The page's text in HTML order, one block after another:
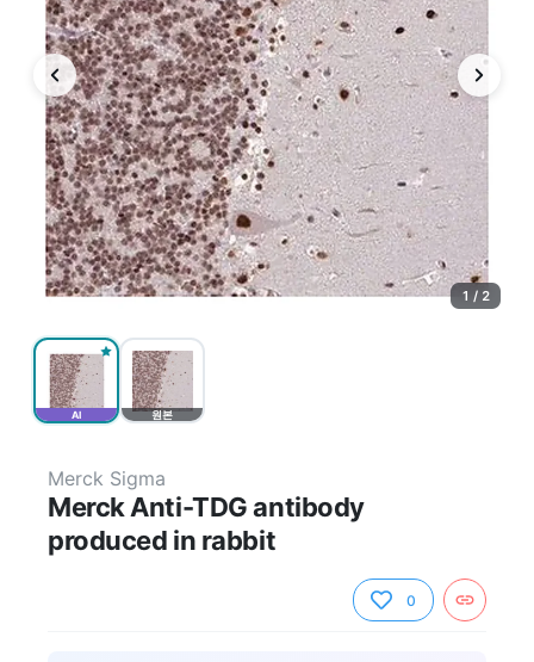
AI 원본
1 / 2
Merck Sigma
Merck Anti-TDG antibody
produced in rabbit
0